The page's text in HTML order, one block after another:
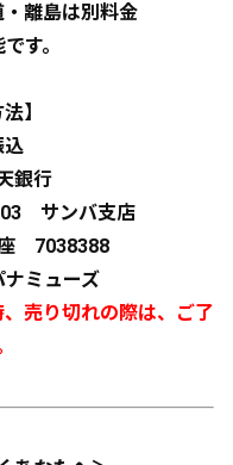
離島は別料金
す。
】
銀行
サンバ支店
7038388
ミューズ
売り切れの際は、ご了